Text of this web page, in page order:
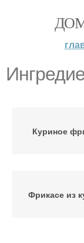
Куриное
Фрикасе из